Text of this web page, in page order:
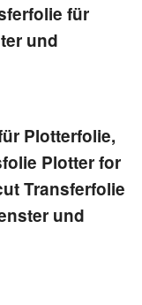
für
und
Plotterfolie,
Plotter for
Transferfolie
und